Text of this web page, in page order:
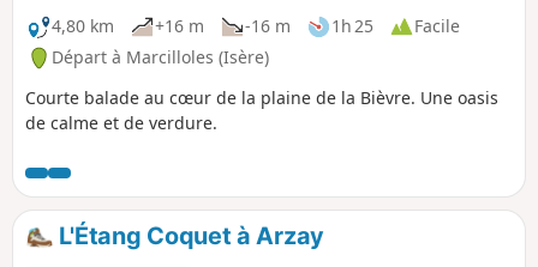
4,80 km
+16 m -16 m 1h 25
Facile
Départ à Marcilloles (Isère)
Courte balade au cœur de la plaine de la Bièvre. Une oasis
de calme et de verdure.
L'Étang Coquet à Arzay